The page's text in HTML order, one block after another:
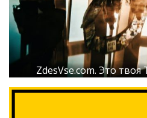
ZdesVse.com. Это твоя